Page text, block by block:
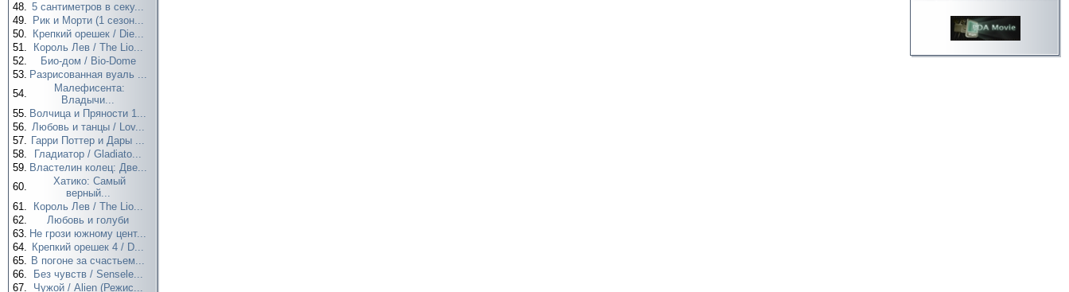
48. 5 сантиметров в секу...
49.
Рик и Морти (1 сезон...
50.
Крепкий орешек / Die...
51.
Король Лев / The Lio...
52.
Био-дом / Bio-Dome
53. Разрисованная вуаль ...
54.
Малефисента:
Владычи...
55. Волчица и Пряности 1...
56. Любовь и танцы / Lov...
57. Гарри Поттер и Дары ...
58.
Гладиатор / Gladiato...
59. Властелин колец: Две...
60.
Хатико: Самый
верный...
61.
Король Лев / The Lio...
62.
Любовь и голуби
63. Не грози южному цент...
64. Крепкий орешек 4 / D...
65. В погоне за счастьем...
66.
Без чувств / Sensele...
67.
Чужой / Alien (Режис...